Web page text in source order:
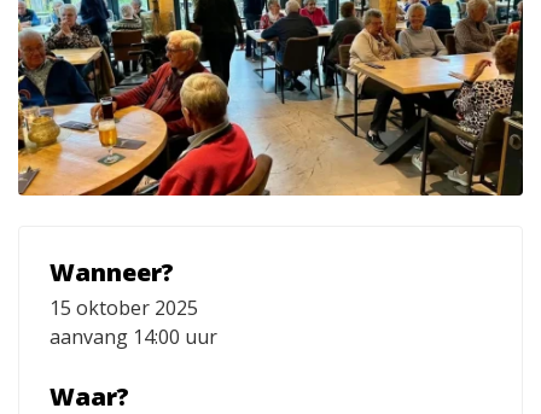
Wanneer?
15 oktober 2025
aanvang 14:00 uur
Waar?